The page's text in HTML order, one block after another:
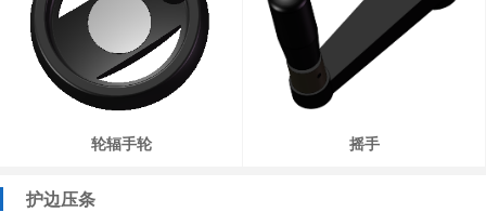
轮辐手轮 摇手
护边压条